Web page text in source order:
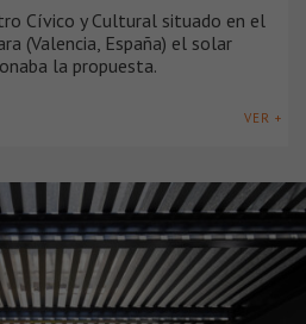
Cívico y Cultural situado en el
(Valencia, España) el solar
la propuesta.
VER +